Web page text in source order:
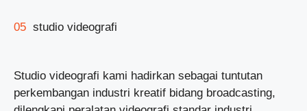
05 studio videografi
Studio videografi kami hadirkan sebagai tuntutan
perkembangan industri kreatif bidang broadcasting,